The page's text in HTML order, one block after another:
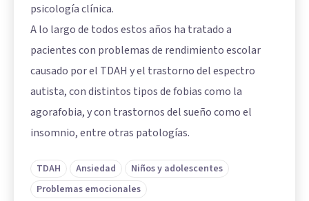
psicología clínica.
A lo largo de todos estos años ha tratado a
pacientes con problemas de rendimiento escolar
causado por el TDAH y el trastorno del espectro
autista, con distintos tipos de fobias como la
agorafobia, y con trastornos del sueño como el
insomnio, entre otras patologías.
TDAH Ansiedad
Niños y adolescentes
Problemas emocionales